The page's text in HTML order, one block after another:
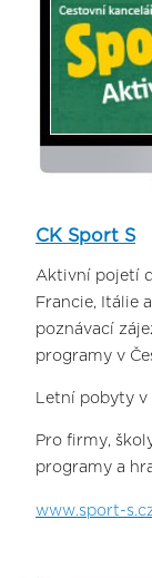
CK Sport S
Aktivní pojetí
Francie, Itálie
poznávací
programy v
Letní pobyty v
Pro firmy,
programy a
www.sport-